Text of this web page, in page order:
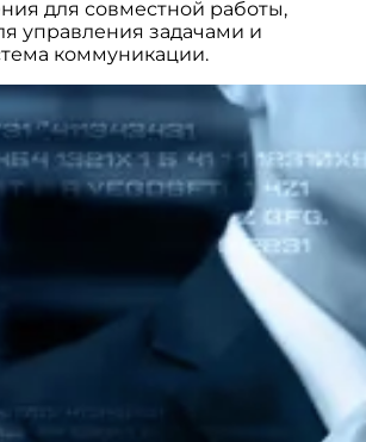
для совместной работы,
управления задачами и
коммуникации.